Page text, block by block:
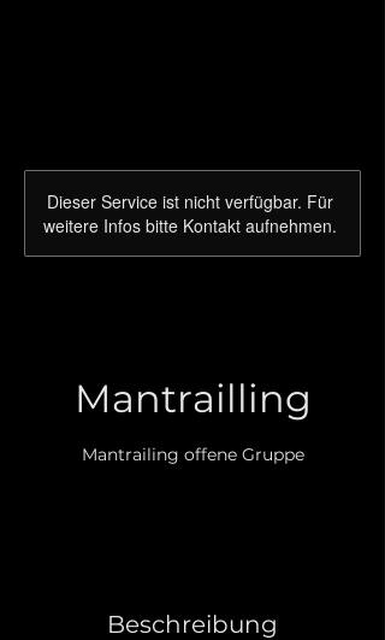
Dieser Service ist nicht verfügbar. Für
weitere Infos bitte Kontakt aufnehmen.
Mantrailling
Mantrailing offene Gruppe
Beschreibung